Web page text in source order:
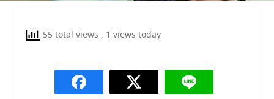
55 total views , 1 views today